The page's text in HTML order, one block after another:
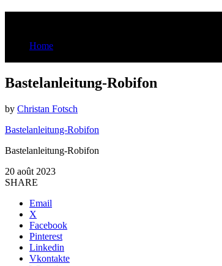
Home
Bastelanleitung-Robifon
by Christan Fotsch
Bastelanleitung-Robifon
Bastelanleitung-Robifon
20 août 2023
SHARE
Email
X
Facebook
Pinterest
Linkedin
Vkontakte